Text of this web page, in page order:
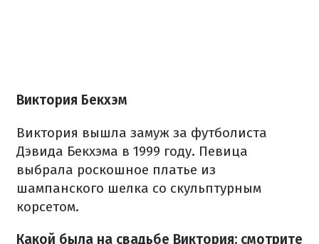
Виктория Бекхэм
Виктория вышла замуж за футболиста
Дэвида Бекхэма в 1999 году. Певица
выбрала роскошное платье из
шампанского шелка со скульптурным
корсетом.
Какой была на свадьбе Виктория: смотрите